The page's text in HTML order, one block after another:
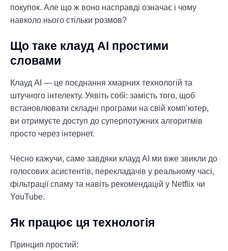
покупок. Але що ж воно насправді означає і чому
навколо нього стільки розмов?
Що таке клауд АІ простими
словами
Клауд АІ — це поєднання хмарних технологій та
штучного інтелекту. Уявіть собі: замість того, щоб
встановлювати складні програми на свій комп’ютер,
ви отримуєте доступ до суперпотужних алгоритмів
просто через інтернет.
Чесно кажучи, саме завдяки клауд АІ ми вже звикли до
голосових асистентів, перекладачів у реальному часі,
фільтрації спаму та навіть рекомендацій у Netflix чи
YouTube.
Як працює ця технологія
Принцип простий: